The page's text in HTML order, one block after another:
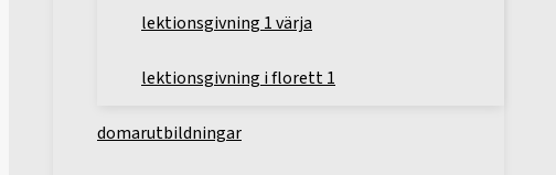
lektionsgivning 1 värja
lektionsgivning i florett 1
domarutbildningar